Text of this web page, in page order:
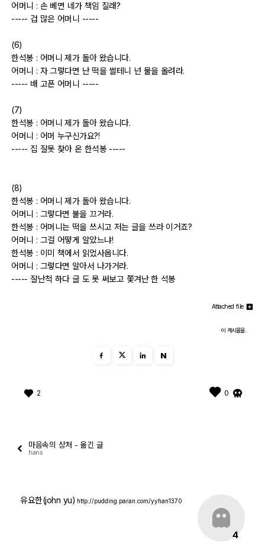
djslr 소개
공지사항
운영 참여/제안
어머니 : 손 베면 네가 책임 질래?
----- 겁 많은 어머니 -----
(6)
한석봉 : 어머니 제가 돌아 왔습니다.
어머니 : 자 그렇다면 난 떡을 썰테니 넌 물을 올려라.
----- 배 고픈 어머니 -----
(7)
한석봉 : 어머니 제가 돌아 왔습니다.
어머니 : 어머 누구신가요?!
----- 집 잘못 찾아 온 한석봉 -----
(8)
한석봉 : 어머니 제가 돌아 왔습니다.
어머니 : 그렇다면 불을 끄거라.
한석봉 : 어머니는 떡을 쓰시고 저는 글을 쓰라 이거죠?
어머니 : 그걸 어떻게 알았느냐!
한석봉 : 이미 책에서 읽었사옵니다.
어머니 : 그렇다면 알아서 나가거라.
----- 잘난척 하다 글 도 못 써보고 쫓겨난 한 석봉
Attached file
이 게시물을..
N
2 0
마음속의 상처 - 옮긴 글
hans
4
유요한(john yu) http://pudding.paran.com/yyhan1370